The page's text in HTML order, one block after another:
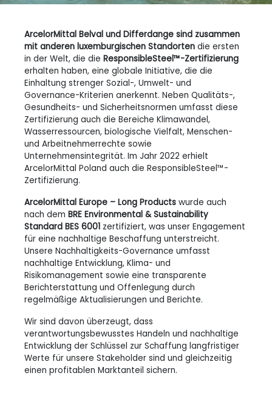
ArcelorMittal Belval und Differdange sind zusammen
mit anderen luxemburgischen Standorten die ersten
in der Welt, die die ResponsibleSteel™-Zertifizierung
erhalten haben, eine globale Initiative, die die
Einhaltung strenger Sozial-, Umwelt- und
Governance-Kriterien anerkennt. Neben Qualitäts-,
Gesundheits- und Sicherheitsnormen umfasst diese
Zertifizierung auch die Bereiche Klimawandel,
Wasserressourcen, biologische Vielfalt, Menschen-
und Arbeitnehmerrechte sowie
Unternehmensintegrität. Im Jahr 2022 erhielt
ArcelorMittal Poland auch die ResponsibleSteel™-
Zertifizierung.
ArcelorMittal Europe – Long Products wurde auch
nach dem BRE Environmental & Sustainability
Standard BES 6001 zertifiziert, was unser Engagement
für eine nachhaltige Beschaffung unterstreicht.
Unsere Nachhaltigkeits-Governance umfasst
nachhaltige Entwicklung, Klima- und
Risikomanagement sowie eine transparente
Berichterstattung und Offenlegung durch
regelmäßige Aktualisierungen und Berichte.
Wir sind davon überzeugt, dass
verantwortungsbewusstes Handeln und nachhaltige
Entwicklung der Schlüssel zur Schaffung langfristiger
Werte für unsere Stakeholder sind und gleichzeitig
einen profitablen Marktanteil sichern.